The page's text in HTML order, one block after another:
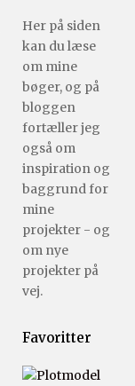
Her på siden
kan du læse
om mine
bøger, og på
bloggen
fortæller jeg
også om
inspiration og
baggrund for
mine
projekter - og
om nye
projekter på
vej.
Favoritter